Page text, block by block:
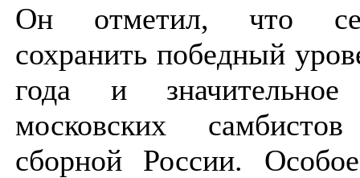
Он отметил, что
сохранить победный
года и значительное
московских
сборной России.